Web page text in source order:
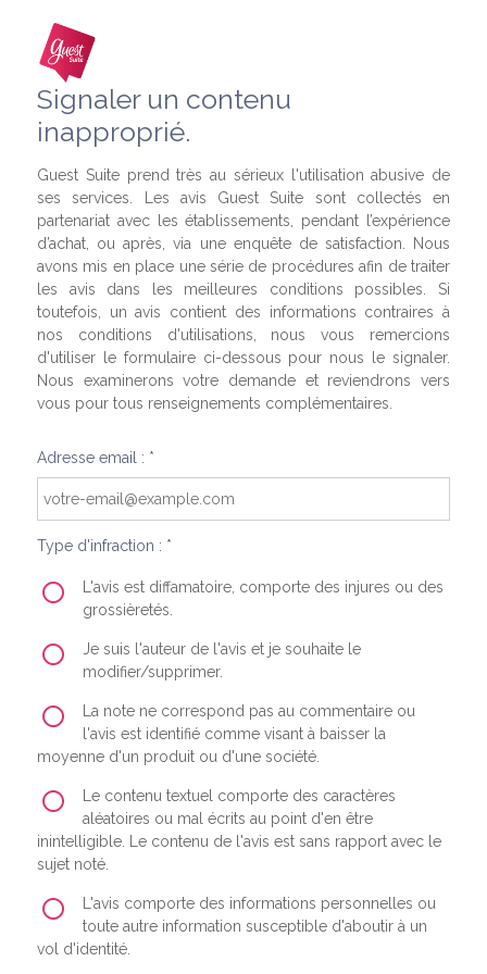
Signaler un contenu
inapproprié.
Guest Suite prend très au sérieux l'utilisation abusive de
ses services. Les avis Guest Suite sont collectés en
partenariat avec les établissements, pendant l’expérience
d’achat, ou après, via une enquête de satisfaction. Nous
avons mis en place une série de procédures afin de traiter
les avis dans les meilleures conditions possibles. Si
toutefois, un avis contient des informations contraires à
nos conditions d'utilisations, nous vous remercions
d'utiliser le formulaire ci-dessous pour nous le signaler.
Nous examinerons votre demande et reviendrons vers
vous pour tous renseignements complémentaires.
Adresse email : *
Type d'infraction : *
L'avis est diffamatoire, comporte des injures ou des
grossièretés.
Je suis l'auteur de l'avis et je souhaite le
modifier/supprimer.
La note ne correspond pas au commentaire ou
l'avis est identifié comme visant à baisser la
moyenne d'un produit ou d'une société.
Le contenu textuel comporte des caractères
aléatoires ou mal écrits au point d'en être
inintelligible. Le contenu de l'avis est sans rapport avec le
sujet noté.
L'avis comporte des informations personnelles ou
toute autre information susceptible d'aboutir à un
vol d'identité.